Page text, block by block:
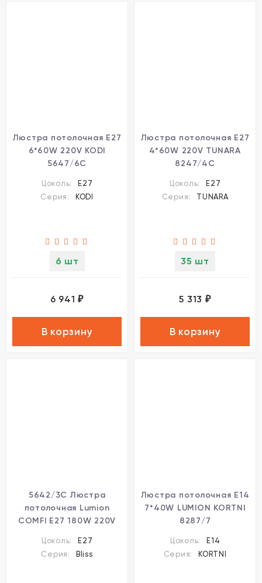
Люстра потолочная E27
6*60W 220V KODI
5647/6C
Цоколь:
E27
Серия:
KODI
6 шт
6 941₽
В корзину
Люстра потолочная Е27
4*60W 220V TUNARA
8247/4C
Цоколь:
E27
Серия:
TUNARA
35 шт
5 313 ₽
В корзину
5642/3C Люстра
потолочная Lumion
COMFI E27 180W 220V
Цоколь:
E27
Серия:
Bliss
Люстра потолочная Е14
7*40W LUMION KORTNI
8287/7
Цоколь:
E14
Серия:
KORTNI